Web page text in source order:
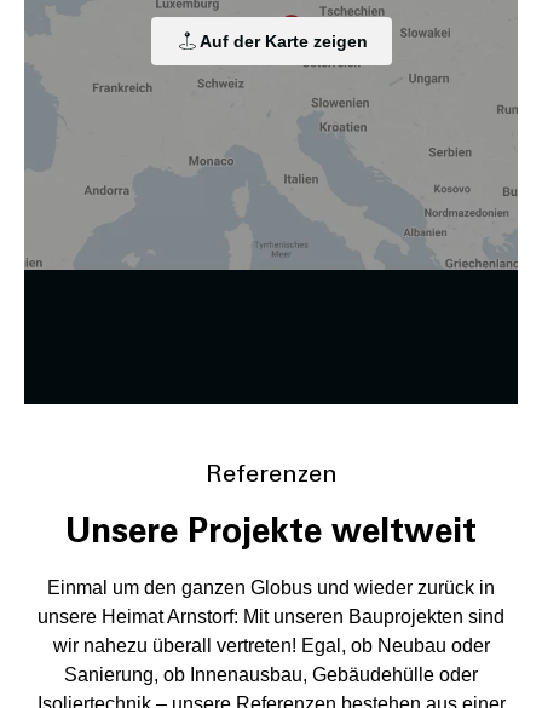
Auf der Karte zeigen
personalisierten Werbung sowie der Einbindung sozialer
Medien. Je nach Funktion werden dabei Daten an Dritte
weitergegeben und an Dritte in Ländern, in denen kein
angemessenes Datenschutzniveau vorliegt und von diesen
verarbeitet wird, z. B. die USA. Ihre Einwilligung ist stets
freiwillig, für die Nutzung unserer Website nicht erforderlich
und kann jederzeit auf unserer Seite abgelehnt oder
Zustimmung ändern
Referenzen
Unsere Projekte weltweit
Einmal um den ganzen Globus und wieder zurück in
unsere Heimat Arnstorf: Mit unseren Bauprojekten sind
wir nahezu überall vertreten! Egal, ob Neubau oder
Sanierung, ob Innenausbau, Gebäudehülle oder
Isoliertechnik – unsere Referenzen bestehen aus einer